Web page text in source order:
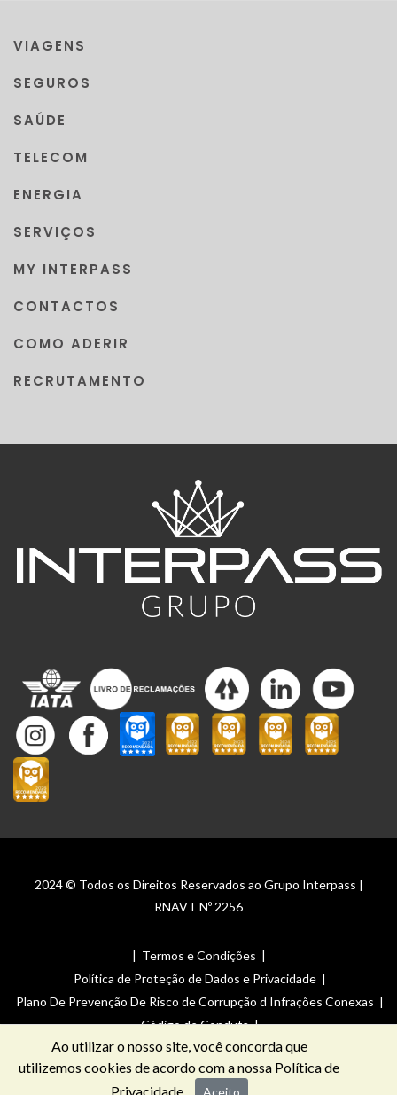
VIAGENS
SEGUROS
SAÚDE
TELECOM
ENERGIA
SERVIÇOS
MY INTERPASS
CONTACTOS
COMO ADERIR
RECRUTAMENTO
2024 © Todos os Direitos Reservados ao Grupo Interpass |
RNAVT Nº 2256
| Termos e Condições |
Política de Proteção de Dados e Privacidade |
Plano De Prevenção De Risco de Corrupção d Infrações Conexas |
Código de Conduta|
Canal de Denúncias _ Plano De Prevenção De Risco de Corrupção
de Infrações Conexas
Ao utilizar o nosso site, você concorda que
utilizemos cookies de acordo com a nossa Política de
Privacidade
Aceito